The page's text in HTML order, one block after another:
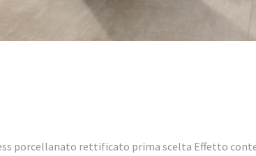
porcellanato rettificato prima scelta Effetto